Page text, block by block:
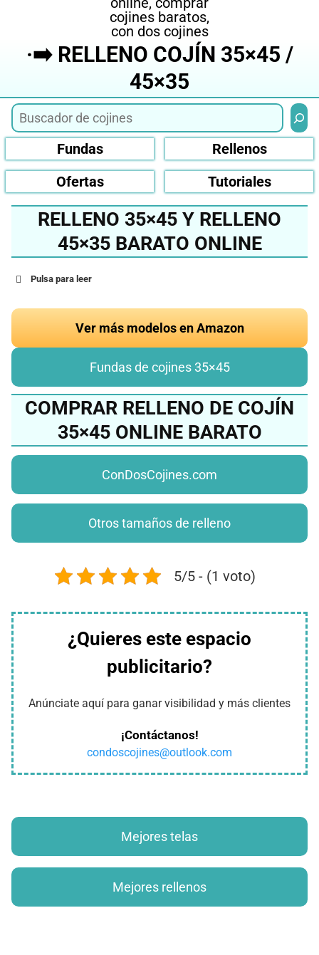
·➡️ RELLENO COJÍN 35×45 /
45×35
Fundas
Rellenos
Ofertas
Tutoriales
RELLENO 35×45 Y RELLENO
45×35 BARATO ONLINE
Pulsa para leer
Ver más modelos en Amazon
Fundas de cojines 35×45
COMPRAR RELLENO DE COJÍN
35×45 ONLINE BARATO
ConDosCojines.com
Otros tamaños de relleno
5/5 - (1 voto)
¿Quieres este espacio
publicitario?
Anúnciate aquí para ganar visibilidad y más clientes
¡Contáctanos!
condoscojines@outlook.com
Mejores telas
Mejores rellenos